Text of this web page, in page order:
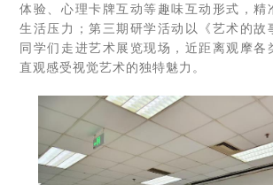
体验、心理卡牌互动等趣味互动形式，精
生活压力；第三期研学活动以《艺术的故
同学们走进艺术展览现场，近距离观摩各
直观感受视觉艺术的独特魅力。